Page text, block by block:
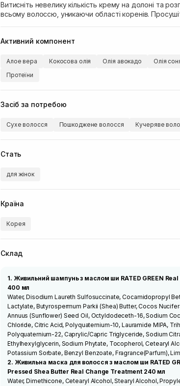
Витисніть невелику кількість крему на долоні та
всьому волоссю, уникаючи області коренів.
Активний компонент
Алое вера Кокосова олія Олія авокадо Олія
Протеїни
Засіб за потребою
Сухе волосся Пошкоджене волосся Кучеряве
Стать
для жінок
Країна
Корея
Склад
1. Живильний шампунь з маслом ши RATED GREEN
400 мл
Water, Disodium Laureth Sulfosuccinate, Cocamidopropyl
Lactylate, Butyrospermum Parkii (Shea) Butter, Cocos
Annuus (Sunflower) Seed Oil, Octyldodeceth-16, Sodium
Chloride, Citric Acid, Polyquaternium-10, Lauramide MIPA,
Polyquaternium-22, Caprylic/Capric Triglyceride, Sodium
Ethylhexylglycerin, Sodium Phytate, Tocopherol, Cetearyl
Potassium Sorbate, Benzyl Benzoate, Fragrance(Parfum),
2. Живильна маска для волосся з маслом ши RATED
Pressed Shea Butter Real Change Treatment 240 мл
Water, Dimethicone, Cetearyl Alcohol, Stearyl Alcohol,